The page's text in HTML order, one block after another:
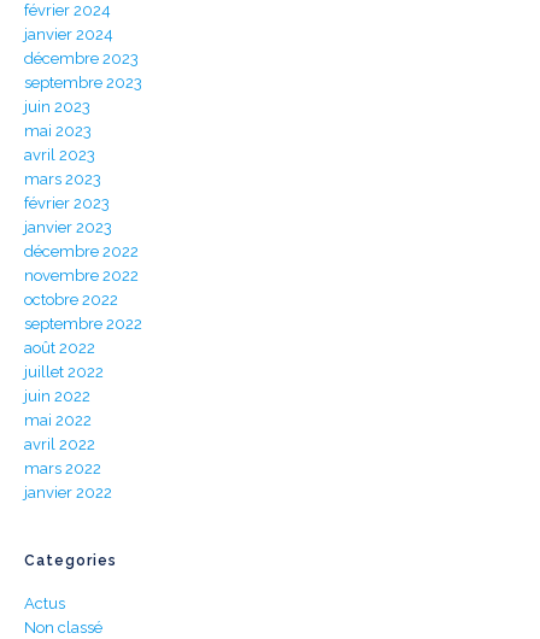
février 2024
janvier 2024
décembre 2023
septembre 2023
juin 2023
mai 2023
avril 2023
mars 2023
février 2023
janvier 2023
décembre 2022
novembre 2022
octobre 2022
septembre 2022
août 2022
juillet 2022
juin 2022
mai 2022
avril 2022
mars 2022
janvier 2022
Categories
Actus
Non classé